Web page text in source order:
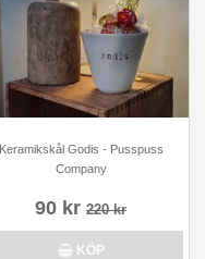
Keramikskål Godis - Pusspuss
Company
90 kr 220 kr
KÖP